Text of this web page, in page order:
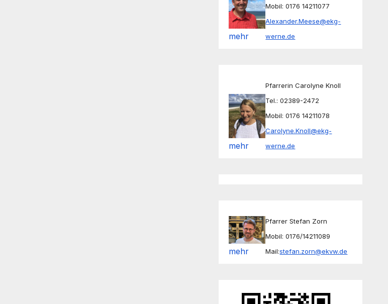
mehr
Mobil: 0176 14211077
Alexander.Meese@ekg-
werne.de
mehr
Pfarrerin Carolyne Knoll
Tel.: 02389-2472
Mobil: 0176 14211078
Carolyne.Knoll@ekg-
werne.de
mehr
Pfarrer Stefan Zorn
Mobil: 0176/14211089
Mail:stefan.zorn@ekvw.de